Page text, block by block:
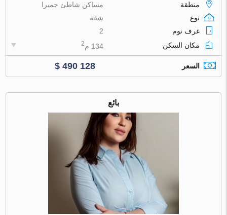
منطقة
مساكن شاطئ جميرا
نوع
شقة
غرف نوم
2
مكان السكن
134 م 2
السعر $ 490 128
بائع